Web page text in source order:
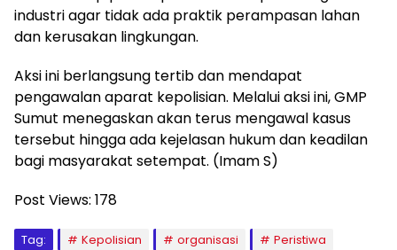
industri agar tidak ada praktik perampasan lahan
dan kerusakan lingkungan.
Aksi ini berlangsung tertib dan mendapat
pengawalan aparat kepolisian. Melalui aksi ini, GMP
Sumut menegaskan akan terus mengawal kasus
tersebut hingga ada kejelasan hukum dan keadilan
bagi masyarakat setempat. (Imam S)
Post Views: 178
Tag: Kepolisian organisasi Peristiwa